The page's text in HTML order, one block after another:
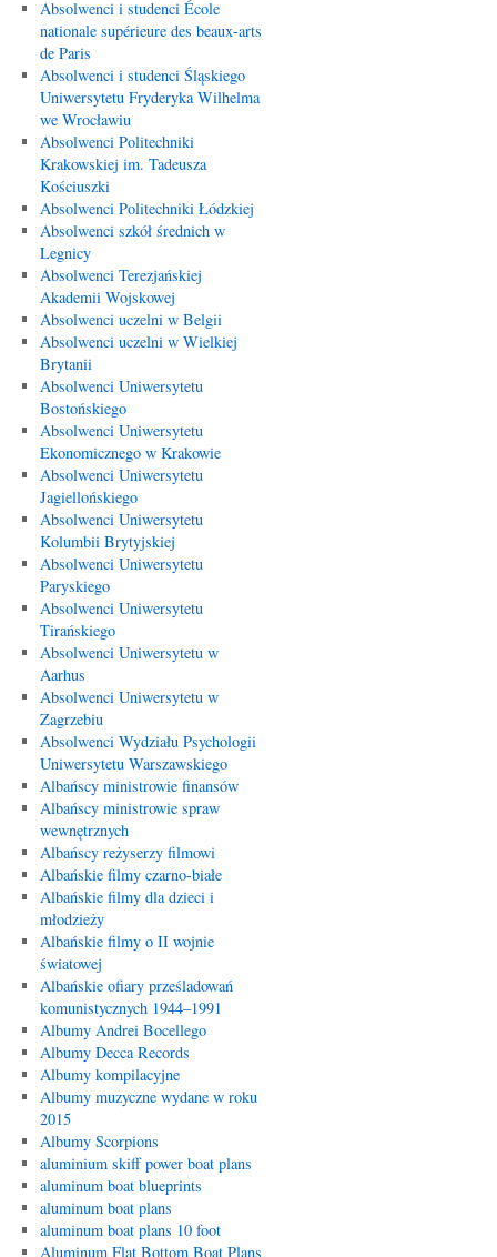
Absolwenci i studenci École
nationale supérieure des beaux-arts
de Paris
Absolwenci i studenci Śląskiego
Uniwersytetu Fryderyka Wilhelma
we Wrocławiu
Absolwenci Politechniki
Krakowskiej im. Tadeusza
Kościuszki
Absolwenci Politechniki Łódzkiej
Absolwenci szkół średnich w
Legnicy
Absolwenci Terezjańskiej
Akademii Wojskowej
Absolwenci uczelni w Belgii
Absolwenci uczelni w Wielkiej
Brytanii
Absolwenci Uniwersytetu
Bostońskiego
Absolwenci Uniwersytetu
Ekonomicznego w Krakowie
Absolwenci Uniwersytetu
Jagiellońskiego
Absolwenci Uniwersytetu
Kolumbii Brytyjskiej
Absolwenci Uniwersytetu
Paryskiego
Absolwenci Uniwersytetu
Tirańskiego
Absolwenci Uniwersytetu w
Aarhus
Absolwenci Uniwersytetu w
Zagrzebiu
Absolwenci Wydziału Psychologii
Uniwersytetu Warszawskiego
Albańscy ministrowie finansów
Albańscy ministrowie spraw
wewnętrznych
Albańscy reżyserzy filmowi
Albańskie filmy czarno-białe
Albańskie filmy dla dzieci i
młodzieży
Albańskie filmy o II wojnie
światowej
Albańskie ofiary prześladowań
komunistycznych 1944–1991
Albumy Andrei Bocellego
Albumy Decca Records
Albumy kompilacyjne
Albumy muzyczne wydane w roku
2015
Albumy Scorpions
aluminium skiff power boat plans
aluminum boat blueprints
aluminum boat plans
aluminum boat plans 10 foot
Aluminum Flat Bottom Boat Plans